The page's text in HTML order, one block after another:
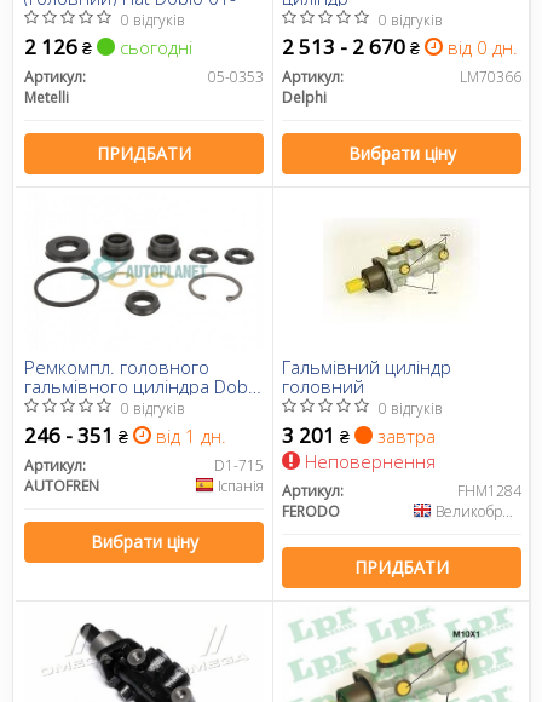
0 відгуків
2 126 ₴ сьогодні
Артикул:
05-0353
Metelli
ПРИДБАТИ
0 відгуків
2 513 - 2 670 ₴ від 0 дн.
Артикул:
LM70366
Delphi
Вибрати ціну
Ремкомпл. головного
гальмівного циліндра Doblo
01- 22,2mm0 відгуків
246 - 351 ₴ від 1 дн.
Артикул:
D1-715
AUTOFREN
Іспанія
Вибрати ціну
Гальмівний циліндр
головний
0 відгуків
3 201 ₴
завтра
Неповернення
Артикул:
FHM1284
FERODO
Великобританія
ПРИДБАТИ